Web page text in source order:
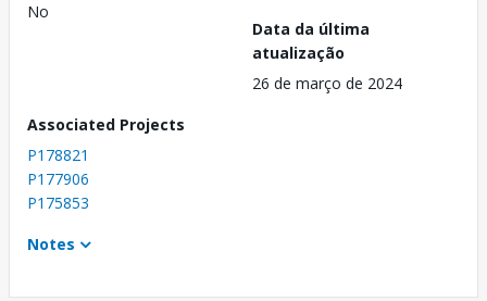
No
Data da última
atualização
26 de março de 2024
Associated Projects
P178821
P177906
P175853
Notes